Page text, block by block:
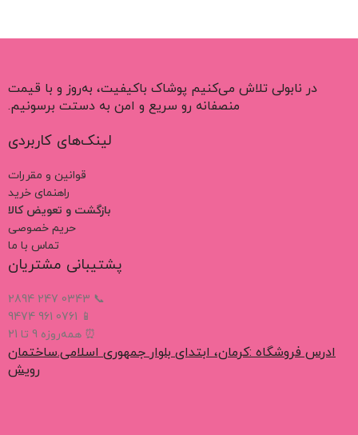
در نابولی تلاش می‌کنیم پوشاک باکیفیت، به‌روز و با قیمت
منصفانه رو سریع و امن به دستت برسونیم.
لینک‌های کاربردی
قوانین و مقررات
راهنمای خرید
بازگشت و تعویض کالا
حریم خصوصی
تماس با ما
پشتیبانی مشتریان
📞 0343 247 2894
📱 0761 961 9474
⏰ همه‌روزه 9 تا 21
ادرس فروشگاه :کرمان، ابتدای بلوار جمهوری اسلامی.ساختمان
رویش